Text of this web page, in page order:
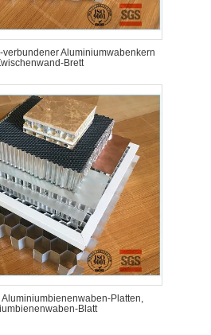
Aluminiumwabenkern
Brett
Aluminiumbienenwaben-Platten,
Blatt